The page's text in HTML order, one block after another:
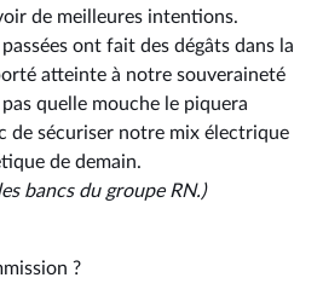
de meilleures intentions.
ont fait des dégâts dans la
atteinte à notre souveraineté
quelle mouche le piquera
de sécuriser notre mix électrique
de demain.
bancs du groupe RN.)
?